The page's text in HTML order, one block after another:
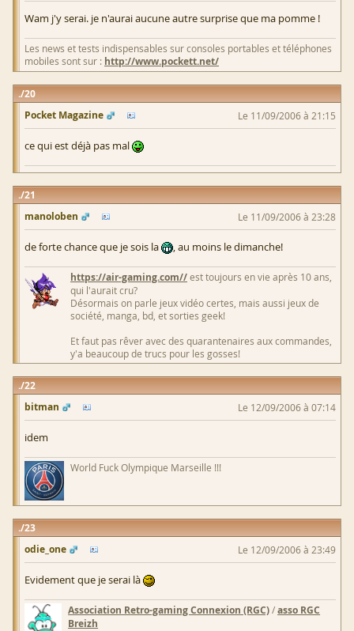
Wam j'y serai. je n'aurai aucune autre surprise que ma pomme !
Les news et tests indispensables sur consoles portables et téléphones
mobiles sont sur : http://www.pockett.net/
20
Pocket Magazine
Le 11/09/2006 à 21:15
ce qui est déjà pas mal
21
manoloben
Le 11/09/2006 à 23:28
de forte chance que je sois la , au moins le dimanche!
https://air-gaming.com//est toujours en vie après 10 ans,
qui l'aurait cru?
Désormais on parle jeux vidéo certes, mais aussi jeux de
société, manga, bd, et sorties geek!
Et faut pas rêver avec des quarantenaires aux commandes,
y'a beaucoup de trucs pour les gosses!
22
bitman
Le 12/09/2006 à 07:14
idem
World Fuck Olympique Marseille !!!
23
odie_one
Le 12/09/2006 à 23:49
Evidement que je serai là
Association Retro-gaming Connexion (RGC)/asso RGC
Breizh